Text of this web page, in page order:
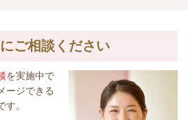
ご相談ください
を実施中で
ージできる
す。